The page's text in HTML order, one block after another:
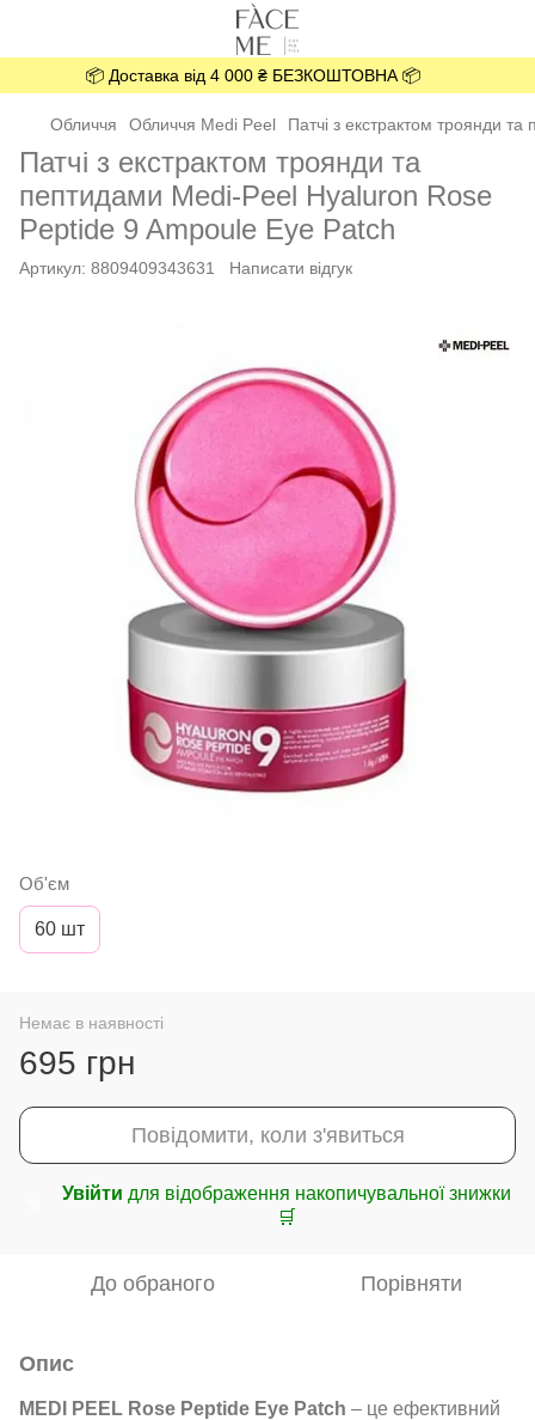
📦 Доставка від 4 000 ₴ БЕЗКОШТОВНА 📦
Обличчя Обличчя Medi Peel Патчі з екстрактом троянди
Патчі з екстрактом троянди та
пептидами Medi-Peel Hyaluron Rose
Peptide 9 Ampoule Eye Patch
Артикул: 8809409343631 Написати відгук
Об'єм
60 шт
Немає в наявності
695 грн
Повідомити, коли з'явиться
Увійти для відображення накопичувальної знижки
🛒
До обраного Порівняти
Опис
MEDI PEEL Rose Peptide Eye Patch – це ефективний